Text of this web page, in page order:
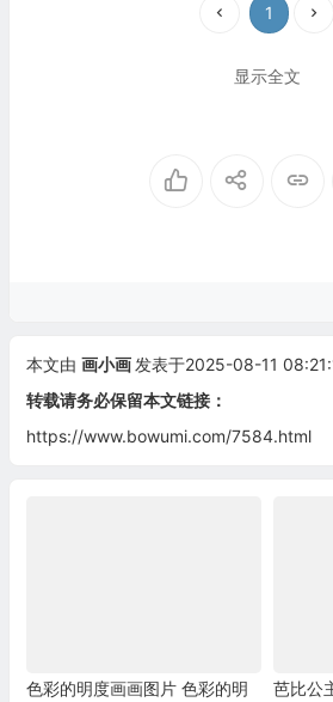
1
显示全文
本文由 画小画 发表于2025-08-11
转载请务必保留本文链接：
https://www.bowumi.com/7584.html
色彩的明度画画图片 色彩的明
芭比公